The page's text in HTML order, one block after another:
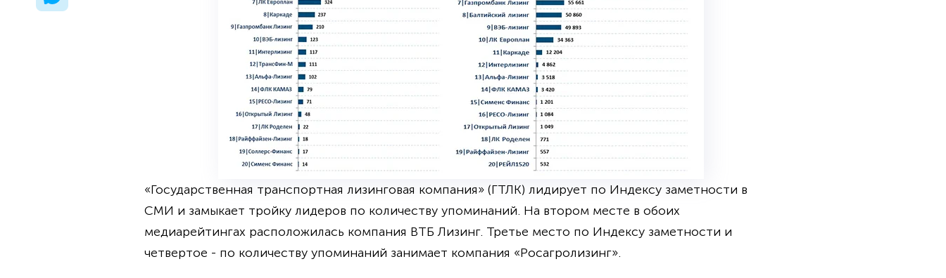
«Государственная транспортная лизинговая компания» (ГТЛК) лидирует по Индексу заметности в
СМИ и замыкает тройку лидеров по количеству упоминаний. На втором месте в обоих
медиарейтингах расположилась компания ВТБ Лизинг. Третье место по Индексу заметности и
четвертое - по количеству упоминаний занимает компания «Росагролизинг».